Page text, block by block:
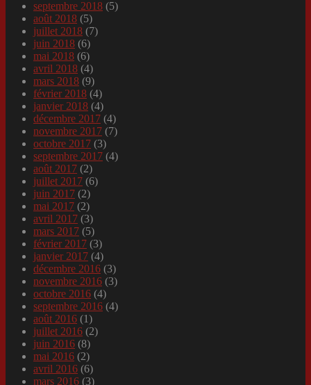
septembre 2018 (5)
août 2018 (5)
juillet 2018 (7)
juin 2018 (6)
mai 2018 (6)
avril 2018 (4)
mars 2018 (9)
février 2018 (4)
janvier 2018 (4)
décembre 2017 (4)
novembre 2017 (7)
octobre 2017 (3)
septembre 2017 (4)
août 2017 (2)
juillet 2017 (6)
juin 2017 (2)
mai 2017 (2)
avril 2017 (3)
mars 2017 (5)
février 2017 (3)
janvier 2017 (4)
décembre 2016 (3)
novembre 2016 (3)
octobre 2016 (4)
septembre 2016 (4)
août 2016 (1)
juillet 2016 (2)
juin 2016 (8)
mai 2016 (2)
avril 2016 (6)
mars 2016 (3)